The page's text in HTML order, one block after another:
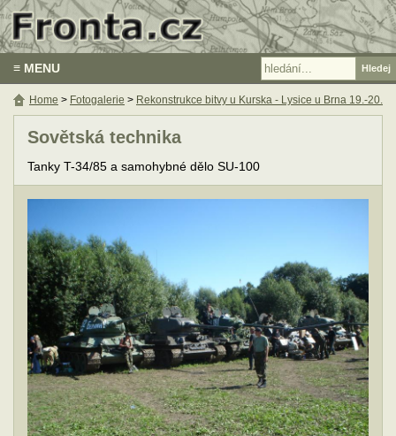
≡ MENU
Sovětská technika
Tanky T-34/85 a samohybné dělo SU-100
Home > Fotogalerie > Rekonstrukce bitvy u Kurska - Lysice u Brna 19.-20.